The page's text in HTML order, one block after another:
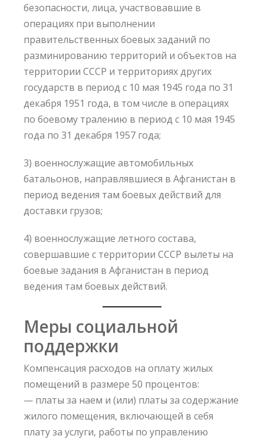
безопасности, лица, участвовавшие в
операциях при выполнении
правительственных боевых заданий по
разминированию территорий и объектов на
территории СССР и территориях других
государств в период с 10 мая 1945 года по 31
декабря 1951 года, в том числе в операциях
по боевому тралению в период с 10 мая 1945
года по 31 декабря 1957 года;
3) военнослужащие автомобильных
батальонов, направлявшиеся в Афганистан в
период ведения там боевых действий для
доставки грузов;
4) военнослужащие летного состава,
совершавшие с территории СССР вылеты на
боевые задания в Афганистан в период
ведения там боевых действий.
Меры социальной
поддержки
Компенсация расходов на оплату жилых
помещений в размере 50 процентов:
— платы за наем и (или) платы за содержание
жилого помещения, включающей в себя
плату за услуги, работы по управлению